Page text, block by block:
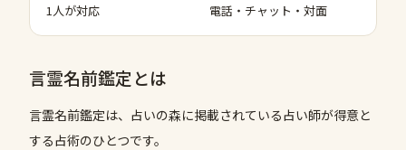
1人が対応 電話・チャット・対面
言霊名前鑑定 とは
言霊名前鑑定は、占いの森に掲載されている占い師が得意と
する占術のひとつです。